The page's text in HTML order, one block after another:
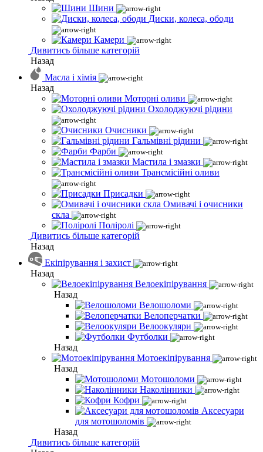
Шини
Диски, колеса, ободи
Камери
Дивитись більше категорій
Назад
Масла і хімія
Назад
Моторні оливи
Охолоджуючі рідини
Очисники
Гальмівні рідини
Фарби
Мастила і змазки
Трансмісійні оливи
Присадки
Омивачі і очисники
скла
Поліролі
Дивитись більше категорій
Назад
Екіпірування і захист
Назад
Велоекіпірування
Назад
Велошоломи
Велоперчатки
Велоокуляри
Футболки
Назад
Мотоекіпірування
Назад
Мотошоломи
Наколінники
Кофри
Аксесуари
для мотошоломів
Назад
Дивитись більше категорій